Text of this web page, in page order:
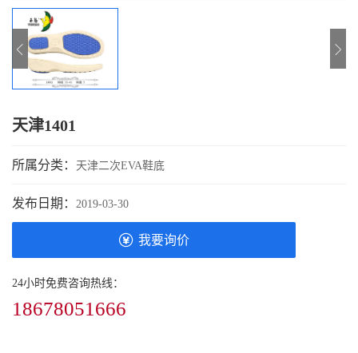
天津1401
所属分类： 天津二次EVA鞋底
发布日期： 2019-03-30
我要询价
24小时免费咨询热线：
18678051666